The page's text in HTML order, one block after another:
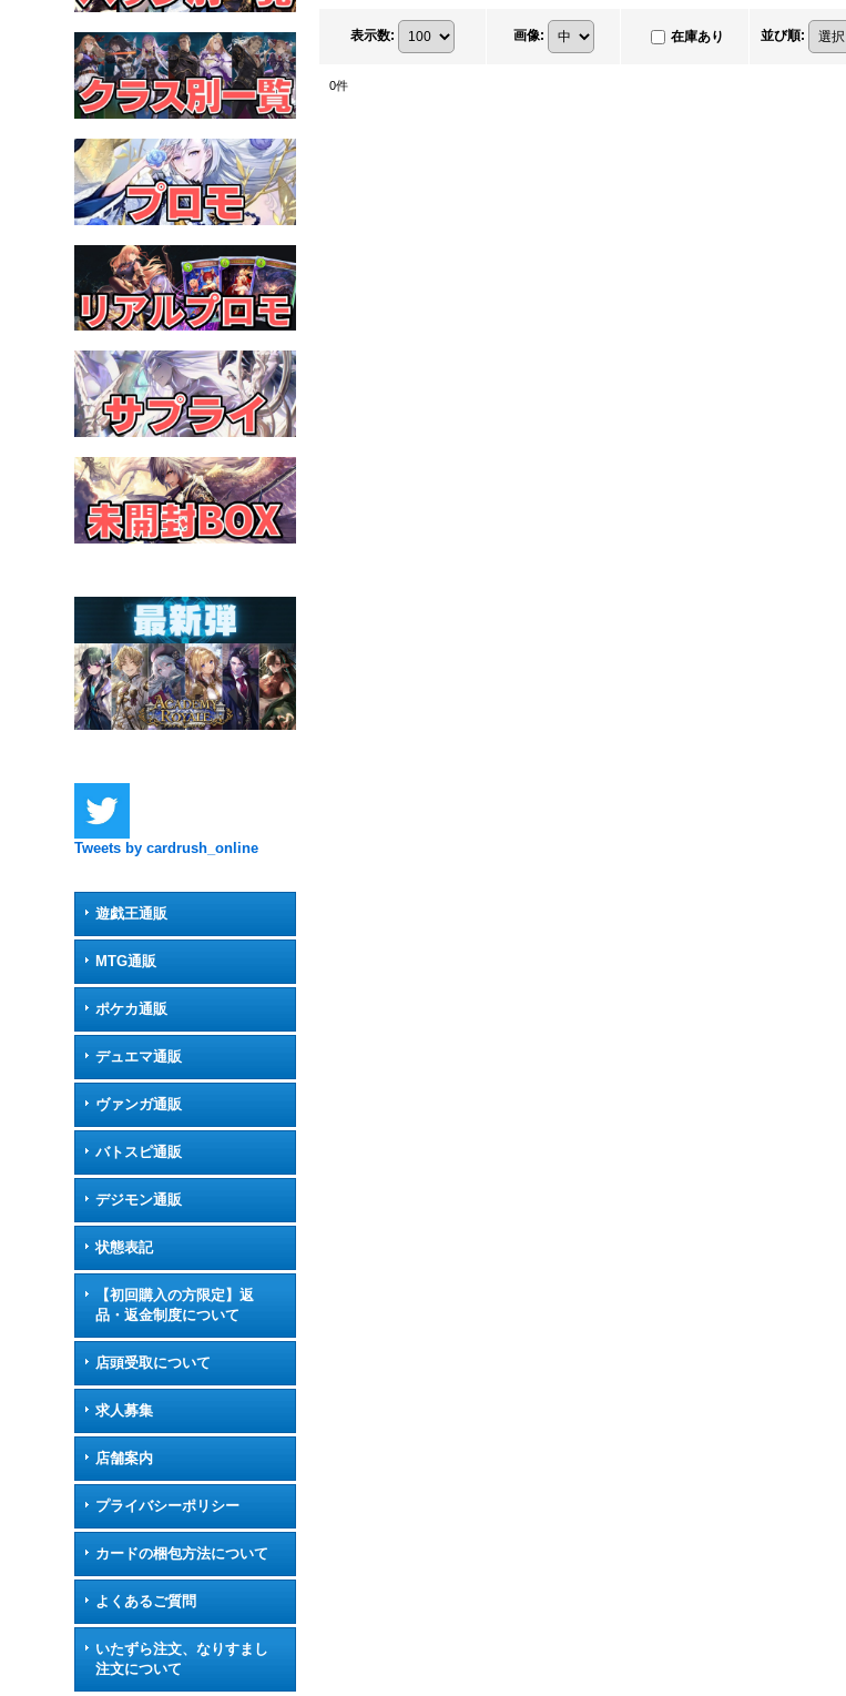
Tweets by cardrush_online
遊戯王通販
MTG通販
ポケカ通販
デュエマ通販
ヴァンガ通販
バトスピ通販
デジモン通販
状態表記
【初回購入の方限定】返
品・返金制度について
店頭受取について
求人募集
店舗案内
プライバシーポリシー
カードの梱包方法について
よくあるご質問
いたずら注文、なりすまし
注文について
表示数: 画像: 在庫あり 並び順:
0件